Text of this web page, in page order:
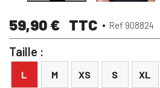
59,90 € TTC Ref 908824
Taille :
L M XS S XL